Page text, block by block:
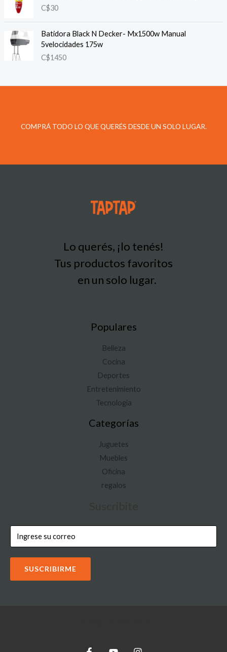
C$30
Batidora Black N Decker- Mx1500w Manual
5velocidades 175w
C$1450
COMPRÁ TODO LO QUE QUERÉS DESDE UN SOLO LUGAR.
Lo querés, ¡lo tenés!
Tus productos favoritos
en un solo lugar.
Populares
Belleza
Cocina
Deportes
Entretenimiento
Tecnología
Categorías
Juguetes
Muebles
Oficina
regalos
SUSCRIBIRME